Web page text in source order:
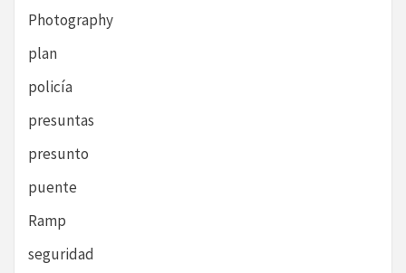
Photography
plan
policía
presuntas
presunto
puente
Ramp
seguridad